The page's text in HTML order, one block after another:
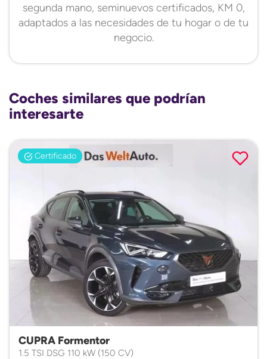
segunda mano, seminuevos certificados, KM 0,
adaptados a las necesidades de tu hogar o de tu
negocio.
Coches similares que podrían
interesarte
Certificado
CUPRA Formentor
1.5 TSI DSG 110 kW (150 CV)